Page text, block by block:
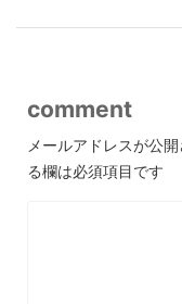
comment
メールアドレスが公
る欄は必須項目です